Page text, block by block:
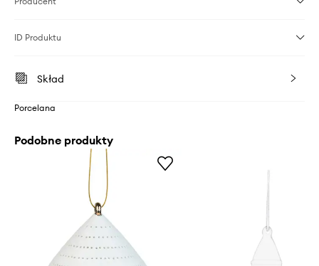
ID Produktu
Skład
Porcelana
Podobne produkty